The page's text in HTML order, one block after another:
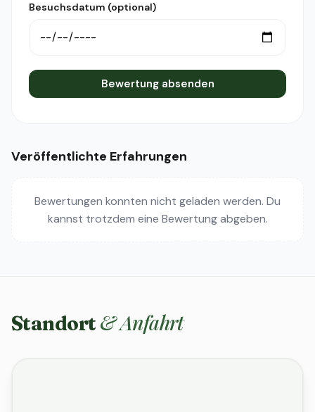
Besuchsdatum (optional)
Bewertung absenden
Veröffentlichte Erfahrungen
Bewertungen konnten nicht geladen werden. Du
kannst trotzdem eine Bewertung abgeben.
Standort & Anfahrt